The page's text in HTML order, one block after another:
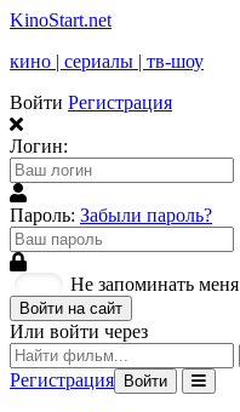
KinoStart.net
кино | сериалы | тв-шоу
Войти Регистрация
Логин:
Пароль: Забыли пароль?
Не запоминать меня
Войти на сайт
Или войти через
Регистрация Войти